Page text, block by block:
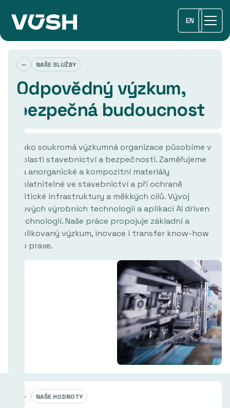
EN
— NAŠE SLUŽBY
Odpovědný výzkum,
bezpečná budoucnost
Jako soukromá výzkumná organizace působíme v
oblasti stavebnictví a bezpečnosti. Zaměřujeme
na anorganické a kompozitní materiály
uplatnitelné ve stavebnictví a při ochraně
kritické infrastruktury a měkkých cílů. Vývoj
nových výrobních technologií a aplikaci AI driven
technologií. Naše práce propojuje základní a
aplikovaný výzkum, inovace i transfer know-how
do praxe.
— NAŠE HODNOTY